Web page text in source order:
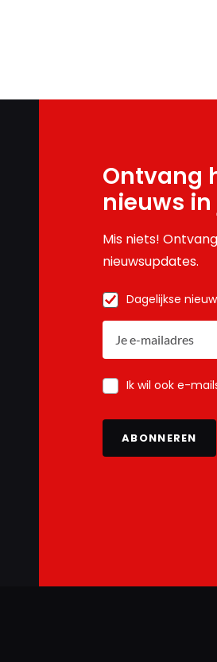
Ontvang
nieuws
Mis niets!
nieuwsupdates.
Dagelijkse
Ik wil ook e-
ABONNEREN